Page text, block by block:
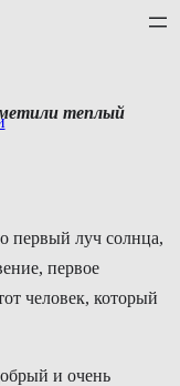
теплый
первый луч солнца,
первое
человек, который
и очень